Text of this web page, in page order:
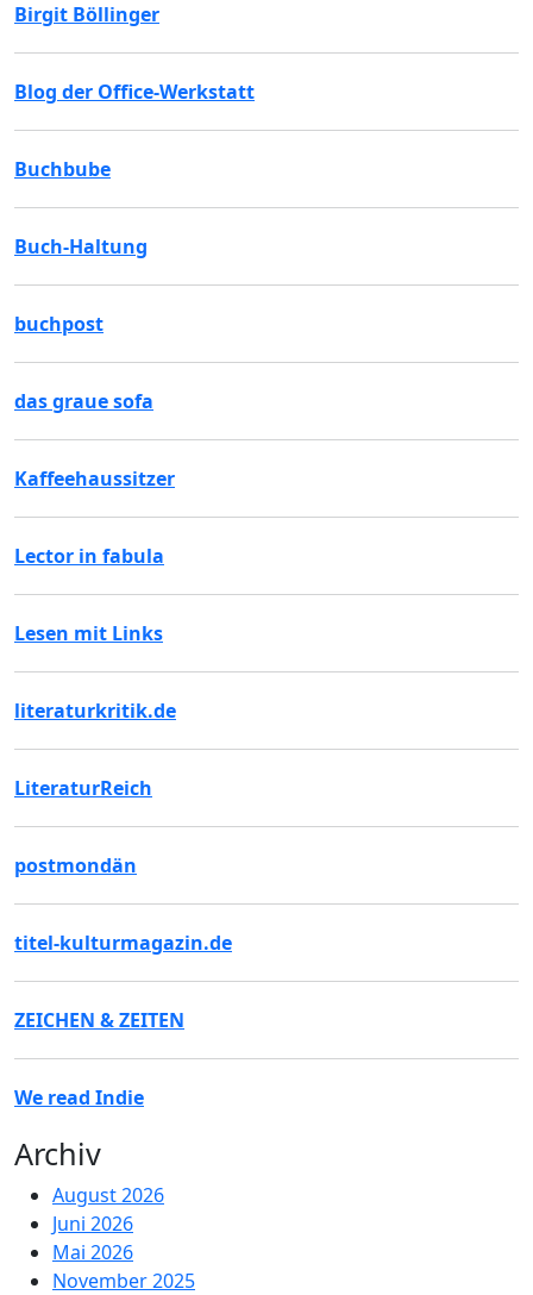
Birgit Böllinger
Blog der Office-Werkstatt
Buchbube
Buch-Haltung
buchpost
das graue sofa
Kaffeehaussitzer
Lector in fabula
Lesen mit Links
literaturkritik.de
LiteraturReich
postmondän
titel-kulturmagazin.de
ZEICHEN & ZEITEN
We read Indie
Archiv
August 2026
Juni 2026
Mai 2026
November 2025